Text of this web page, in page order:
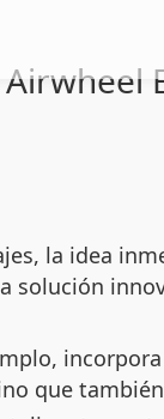
Airwheel
la idea
solución
que